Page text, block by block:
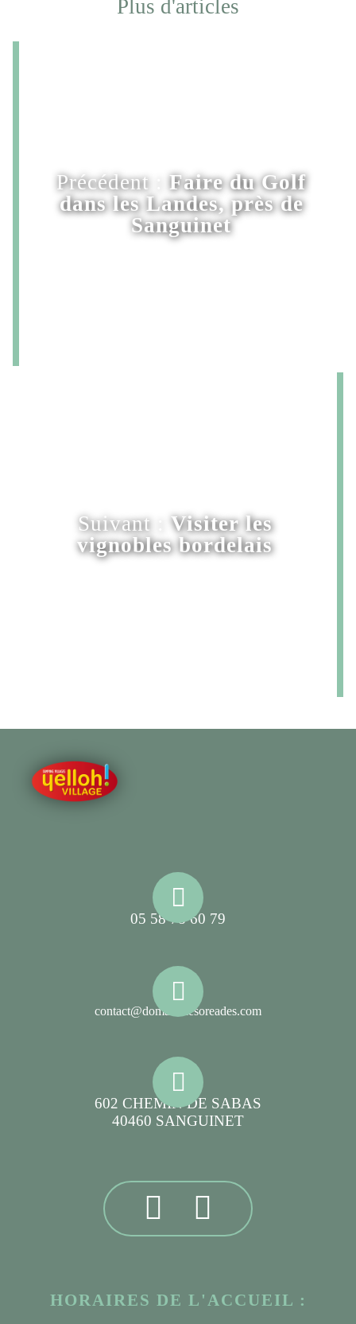
Plus d'articles
Précédent :Faire du Golf
dans les Landes, près de
Sanguinet
Suivant :Visiter les
vignobles bordelais
05 58 78 60 79
contact@domainelesoreades.com
602 CHEMIN DE SABAS
40460 SANGUINET
HORAIRES DE L'ACCUEIL :